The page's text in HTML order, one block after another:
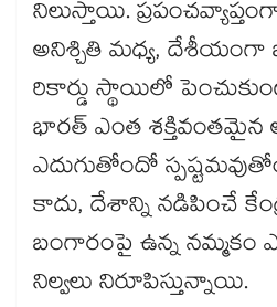
నిలుస్తాయి.
అనిశ్చితి మధ్య, దేశీయంగా
రికార్డు స్థాయిలో
భారత్ ఎంత శక్తివంతమైన
ఎదుగుతోందో
కాదు, దేశాన్ని నడిపించే
బంగారంపై ఉన్న
నిల్వలు నిరూపిస్తున్నాయి.